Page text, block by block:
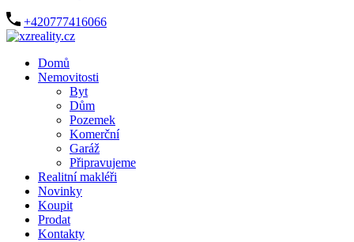
+420777416066
Domů
Nemovitosti
Byt
Dům
Pozemek
Komerční
Garáž
Připravujeme
Realitní makléři
Novinky
Koupit
Prodat
Kontakty